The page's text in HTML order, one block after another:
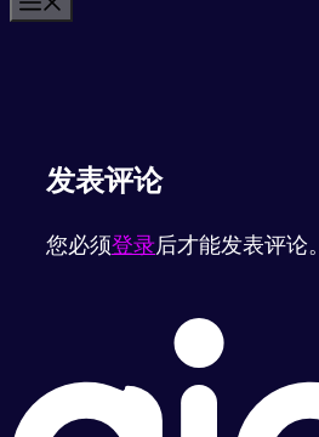
发表评论
您必须登录后才能发表评论。